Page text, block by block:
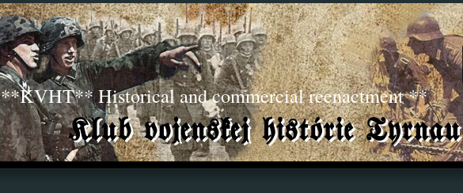
**KVHT** Historical and commercial reenactment **